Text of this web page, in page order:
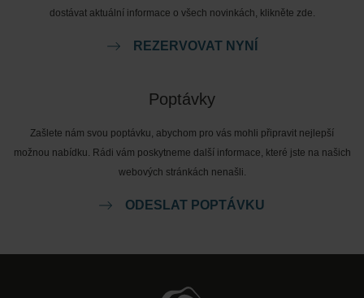
dostávat aktuální informace o všech novinkách, klikněte zde.
REZERVOVAT NYNÍ
Poptávky
Zašlete nám svou poptávku, abychom pro vás mohli připravit nejlepší
možnou nabídku. Rádi vám poskytneme další informace, které jste na našich
webových stránkách nenašli.
ODESLAT POPTÁVKU